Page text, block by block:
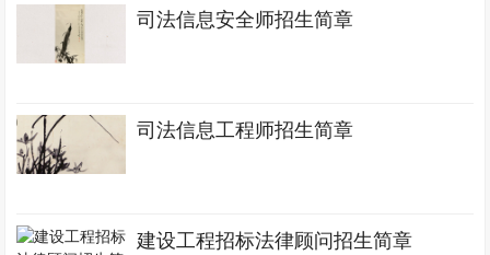
司法信息安全师招生简章
司法信息工程师招生简章
建设工程招标法律顾问招生简章